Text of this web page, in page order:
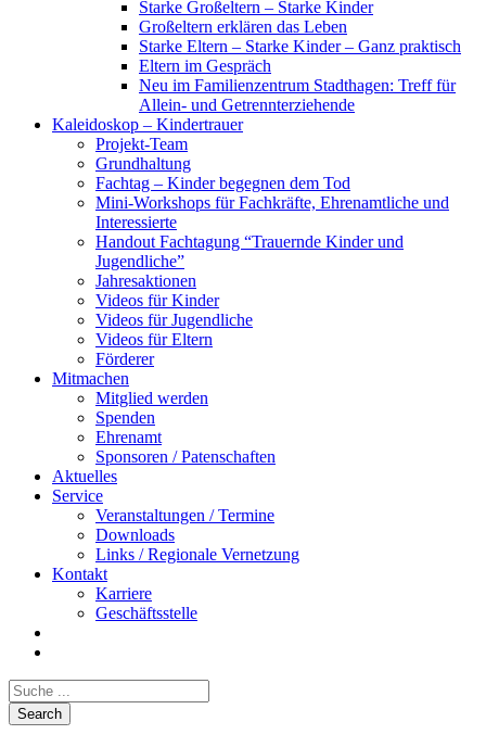
Starke Großeltern – Starke Kinder
Großeltern erklären das Leben
Starke Eltern – Starke Kinder – Ganz praktisch
Eltern im Gespräch
Neu im Familienzentrum Stadthagen: Treff für
Allein- und Getrennterziehende
Kaleidoskop – Kindertrauer
Projekt-Team
Grundhaltung
Fachtag – Kinder begegnen dem Tod
Mini-Workshops für Fachkräfte, Ehrenamtliche und
Interessierte
Handout Fachtagung “Trauernde Kinder und
Jugendliche”
Jahresaktionen
Videos für Kinder
Videos für Jugendliche
Videos für Eltern
Förderer
Mitmachen
Mitglied werden
Spenden
Ehrenamt
Sponsoren / Patenschaften
Aktuelles
Service
Veranstaltungen / Termine
Downloads
Links / Regionale Vernetzung
Kontakt
Karriere
Geschäftsstelle